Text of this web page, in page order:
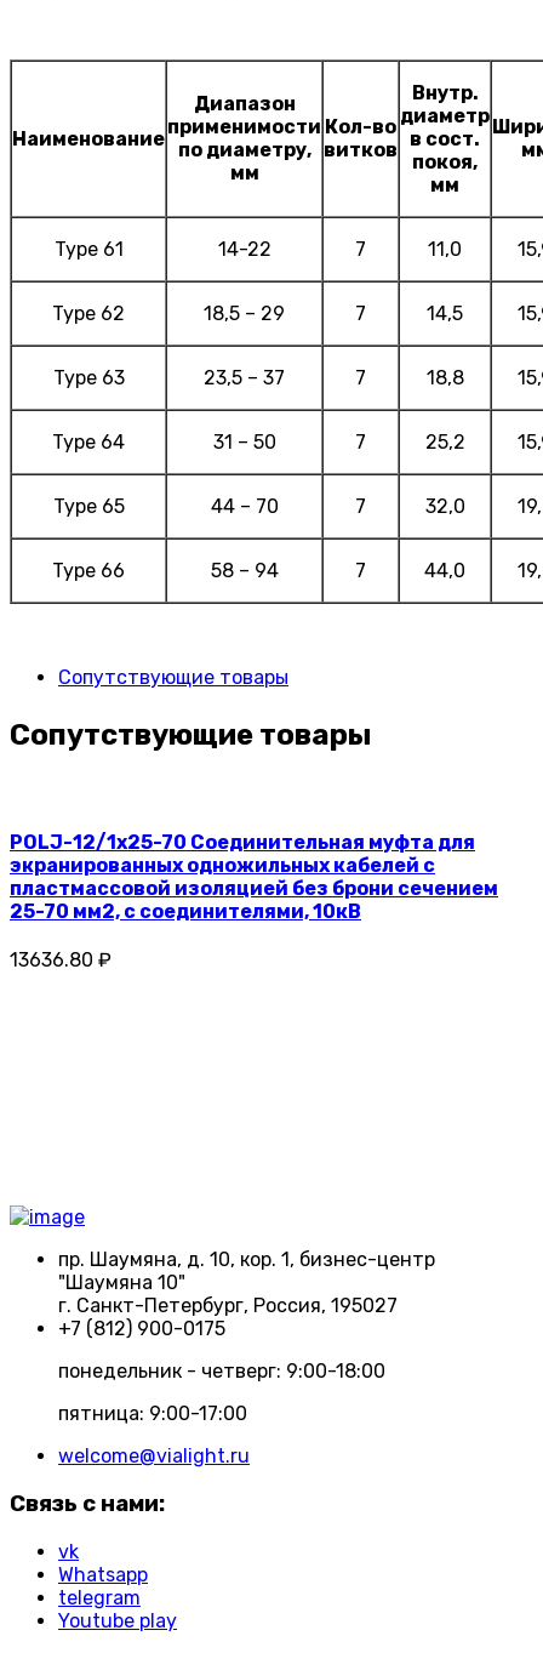
Наименование
Диапазон
применимости
по диаметру,
мм
Кол-во
витков
Внутр.
диаметр
в сост.
покоя,
мм
Type 61 14-22 7 11,0
Type 62 18,5 – 29 7 14,5
Type 63 23,5 – 37 7 18,8
Type 64 31 – 50 7 25,2
Type 65 44 – 70 7 32,0
Type 66 58 – 94 7 44,0
Сопутствующие товары
Сопутствующие товары
POLJ-12/1x25-70 Соединительная муфта для
экранированных одножильных кабелей с
пластмассовой изоляцией без брони сечением
25-70 мм2, с соединителями, 10кВ
13636.80 ₽
пр. Шаумяна, д. 10, кор. 1, бизнес-центр
"Шаумяна 10"
г. Санкт-Петербург, Россия, 195027
+7 (812) 900-0175
понедельник - четверг: 9:00-18:00
пятница: 9:00-17:00
welcome@vialight.ru
Связь с нами:
vk
Whatsapp
telegram
Youtube play